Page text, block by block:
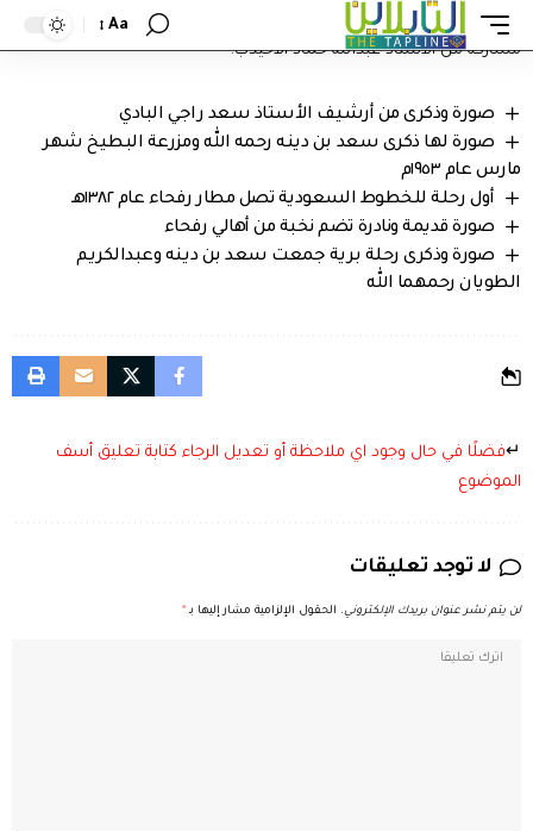
Aa
محمد احمد النصار.
مشاركة من الأستاذ عبدالله حماد الأحيدب.
صورة وذكرى من أرشيف الأستاذ سعد راجي البادي
صورة لها ذكرى سعد بن دينه رحمه الله ومزرعة البطيخ شهر
مارس عام ١٩٥٣م
أول رحلة للخطوط السعودية تصل مطار رفحاء عام ١٣٨٢هـ
صورة قديمة ونادرة تضم نخبة من أهالي رفحاء
صورة وذكرى رحلة برية جمعت سعد بن دينه وعبدالكريم
الطويان رحمهما الله
↵فضلًا في حال وجود اي ملاحظة أو تعديل الرجاء كتابة تعليق أسف
الموضوع
لا توجد تعليقات
لن يتم نشر عنوان بريدك الإلكتروني. الحقول الإلزامية مشار إليها بـ *